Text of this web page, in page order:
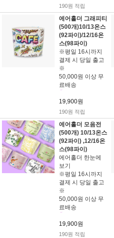
190원 적립
에어홀더 그래피티
(500개)10/13온스
(92파이)/12/16온
스(98파이)
※평일 16시까지
결제 시 당일 출고
※
50,000원 이상 무
료배송
19,900원
190원 적립
에어홀더 모음전
(500개) 10/13온스
(92파이) ,12/16온
스(98파이)
에어홀더 한눈에
보기
※평일 16시까지
결제 시 당일 출고
※
50,000원 이상 무
료배송
19,900원
190원 적립